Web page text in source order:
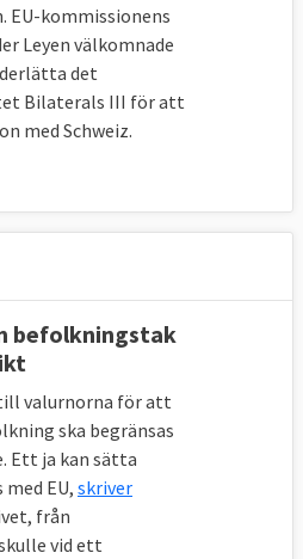
kommissionens
Leyen välkomnade
det
Bilaterals III för att
med Schweiz.
befolkningstak
valurnorna för att
ska begränsas
Ett ja kan sätta
EU, skriver
från
vid ett